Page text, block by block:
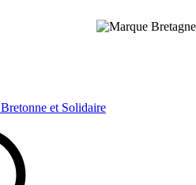
Bretonne et Solidaire